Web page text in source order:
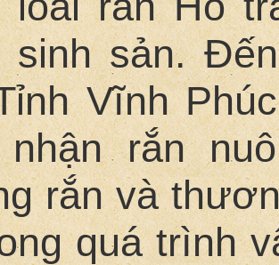
sinh sản.
Vĩnh
nhận rắn
rắn và
quá trình